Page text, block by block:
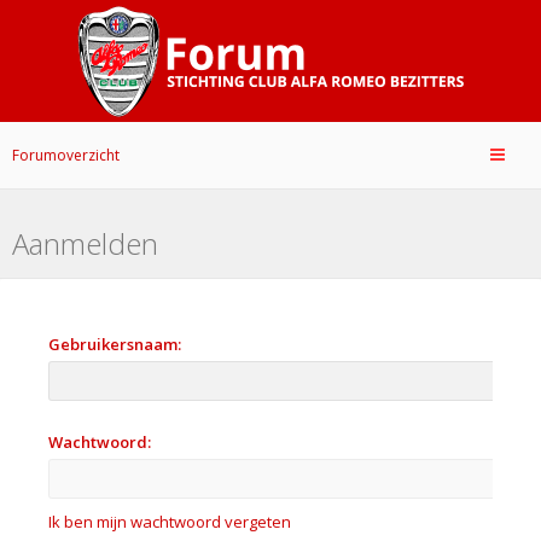
Forumoverzicht
Aanmelden
Gebruikersnaam:
Wachtwoord:
Ik ben mijn wachtwoord vergeten